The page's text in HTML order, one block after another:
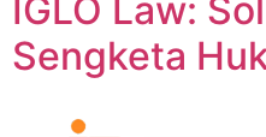
IGLO Law:
Sengketa